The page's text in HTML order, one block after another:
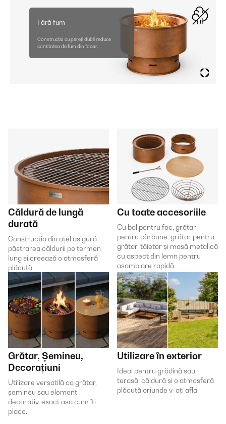
Fără fum
Construcția cu pereți dubli reduce
cantitatea de fum din focar.
Căldură de lungă
durată
Construcția din oțel asigură
păstrarea căldurii pe termen
lung și creează o atmosferă
plăcută.
Cu toate accesoriile
Cu bol pentru foc, grătar
pentru cărbune, grătar pentru
grătar, tăietor și masă metalică
cu aspect din lemn pentru
asamblare rapidă.
Grătar, Șemineu,
Decorațiuni
Utilizare versatilă ca grătar,
șemineu sau element
decorativ, exact așa cum îți
place.
Utilizare în exterior
Ideal pentru grădină sau
terasă: căldură și o atmosferă
plăcută oriunde v-ați afla.